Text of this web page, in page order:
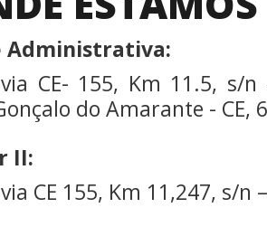
Administrativa:
CE- 155, Km 11.5, s/
do Amarante - CE,
II:
CE 155, Km 11,247, s/n